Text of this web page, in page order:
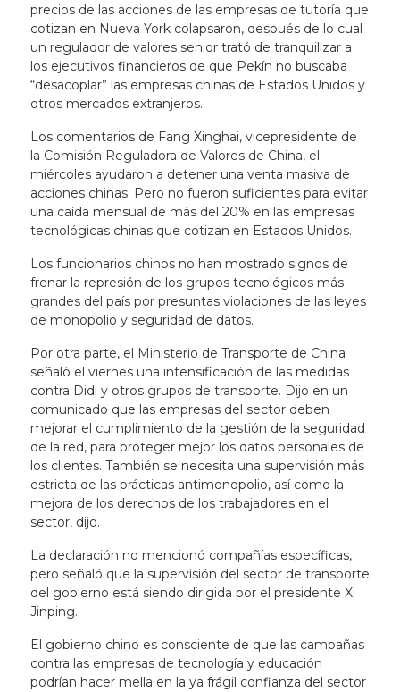
precios de las acciones de las empresas de tutoría que
cotizan en Nueva York colapsaron, después de lo cual
un regulador de valores senior trató de tranquilizar a
los ejecutivos financieros de que Pekín no buscaba
“desacoplar” las empresas chinas de Estados Unidos y
otros mercados extranjeros.
Los comentarios de Fang Xinghai, vicepresidente de
la Comisión Reguladora de Valores de China, el
miércoles ayudaron a detener una venta masiva de
acciones chinas. Pero no fueron suficientes para evitar
una caída mensual de más del 20% en las empresas
tecnológicas chinas que cotizan en Estados Unidos.
Los funcionarios chinos no han mostrado signos de
frenar la represión de los grupos tecnológicos más
grandes del país por presuntas violaciones de las leyes
de monopolio y seguridad de datos.
Por otra parte, el Ministerio de Transporte de China
señaló el viernes una intensificación de las medidas
contra Didi y otros grupos de transporte. Dijo en un
comunicado que las empresas del sector deben
mejorar el cumplimiento de la gestión de la seguridad
de la red, para proteger mejor los datos personales de
los clientes. También se necesita una supervisión más
estricta de las prácticas antimonopolio, así como la
mejora de los derechos de los trabajadores en el
sector, dijo.
La declaración no mencionó compañías específicas,
pero señaló que la supervisión del sector de transporte
del gobierno está siendo dirigida por el presidente Xi
Jinping.
El gobierno chino es consciente de que las campañas
contra las empresas de tecnología y educación
podrían hacer mella en la ya frágil confianza del sector